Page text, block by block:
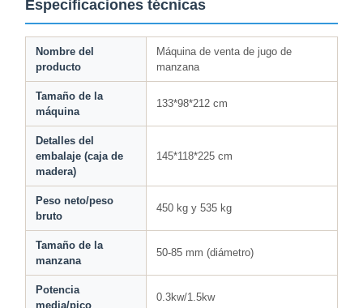
Especificaciones técnicas
Nombre del
producto
Máquina de venta de jugo de
manzana
Tamaño de la
máquina
133*98*212 cm
Detalles del
embalaje (caja de
madera)
145*118*225 cm
Peso neto/peso
bruto
450 kg y 535 kg
Tamaño de la
manzana
50-85 mm (diámetro)
Potencia
media/pico
0.3kw/1.5kw